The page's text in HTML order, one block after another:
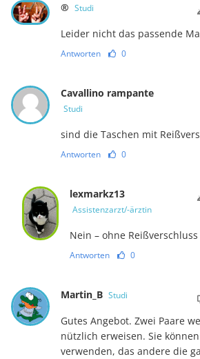
® Studi
Leider nicht das passende
Antworten 0
Cavallino rampante
Studi
sind die Taschen mit
Antworten 0
lexmarkz13
Assistenzarzt/-ärztin
Nein – ohne Reißverschluss
Antworten 0
Martin_B Studi
Gutes Angebot. Zwei Paare
nützlich erweisen. Sie
verwenden, das andere die